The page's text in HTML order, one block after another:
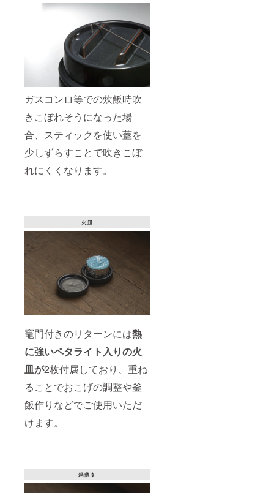
ガスコンロ等での炊飯時吹
きこぼれそうになった場
合、スティックを使い蓋を
少しずらすことで吹きこぼ
れにくくなります。
竈門付きのリターンには熱
に強いペタライト入りの火
皿が2枚付属しており、重ね
ることでおこげの調整や釜
飯作りなどでご使用いただ
けます。